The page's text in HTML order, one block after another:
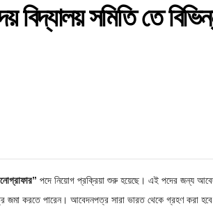
সমিতি তে
পদে নিয়োগ প্রক্রিয়া শুরু হয়েছে। এই পদের জন্য
জমা করতে পারেন। আবেদনপত্র সারা ভারত থেকে গ্রহণ করা